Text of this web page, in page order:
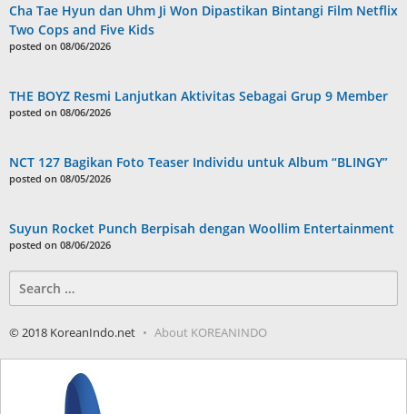
Cha Tae Hyun dan Uhm Ji Won Dipastikan Bintangi Film Netflix
Two Cops and Five Kids
posted on 08/06/2026
THE BOYZ Resmi Lanjutkan Aktivitas Sebagai Grup 9 Member
posted on 08/06/2026
NCT 127 Bagikan Foto Teaser Individu untuk Album “BLINGY”
posted on 08/05/2026
Suyun Rocket Punch Berpisah dengan Woollim Entertainment
posted on 08/06/2026
for:
© 2018 KoreanIndo.net About KOREANINDO